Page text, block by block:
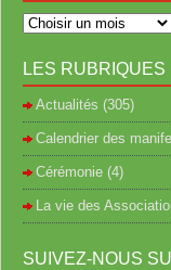
LES RUBRIQUES
Actualités (305)
Calendrier des
Cérémonie (4)
La vie des
SUIVEZ-NOUS